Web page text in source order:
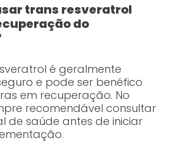
trans resveratrol
do
é geralmente
e pode ser benéfico
em recuperação. No
recomendável consultar
de saúde antes de iniciar